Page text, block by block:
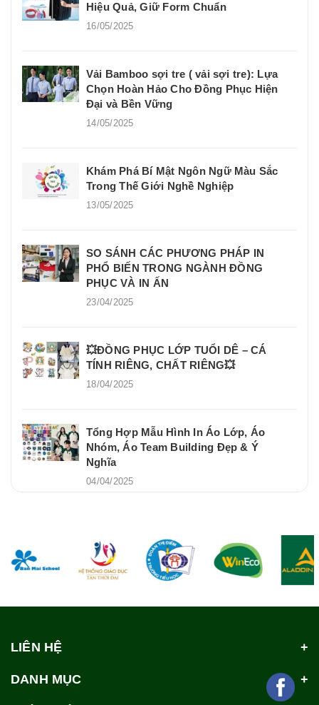
Hiệu Quả, Giữ Form Chuẩn
16/05/2025
Vải Bamboo sợi tre ( vải sợi tre): Lựa
Chọn Hoàn Hảo Cho Đồng Phục Hiện
Đại và Bền Vững
14/05/2025
Khám Phá Bí Mật Ngôn Ngữ Màu Sắc
Trong Thế Giới Nghề Nghiệp
13/05/2025
SO SÁNH CÁC PHƯƠNG PHÁP IN
PHỔ BIẾN TRONG NGÀNH ĐỒNG
PHỤC VÀ IN ẤN
23/04/2025
💥ĐỒNG PHỤC LỚP TUỔI DÊ – CÁ
TÍNH RIÊNG, CHẤT RIÊNG💥
18/04/2025
Tổng Hợp Mẫu Hình In Áo Lớp, Áo
Nhóm, Áo Team Building Đẹp & Ý
Nghĩa
04/04/2025
LIÊN HỆ
DANH MỤC